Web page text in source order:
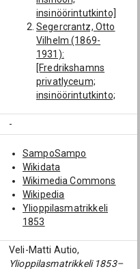
insinöörintutkinto]
Segercrantz, Otto
Vilhelm (1869-
1931):
[Fredrikshamns
privatlyceum;
insinöörintutkinto;
Brander (→
Paloheimo), Karl
Alfred (1862-1949):
[vuorineuvos;
liikehenkilö;
toimitusjohtaja]
Bergroth, Edvin
1917): [vuorineuvos;
liikehenkilö; Aasia;
-
SampoSampo
Wikidata
Wikimedia Commons
Wikipedia
Ylioppilasmatrikkeli
1853
Veli-Matti Autio,
Ylioppilasmatrikkeli 1853–